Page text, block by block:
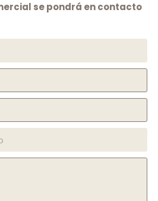
se pondrá en contacto